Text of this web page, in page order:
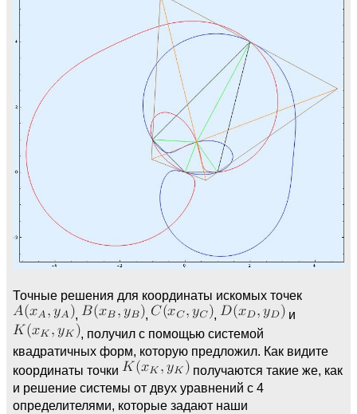
Точные решения для координаты искомых точек
и
, получил с помощью системой
квадратичных форм, которую предложил. Как видите
координаты точки
получаются такие же, как
и решение системы от двух уравнений с 4
определителями, которые задают наши